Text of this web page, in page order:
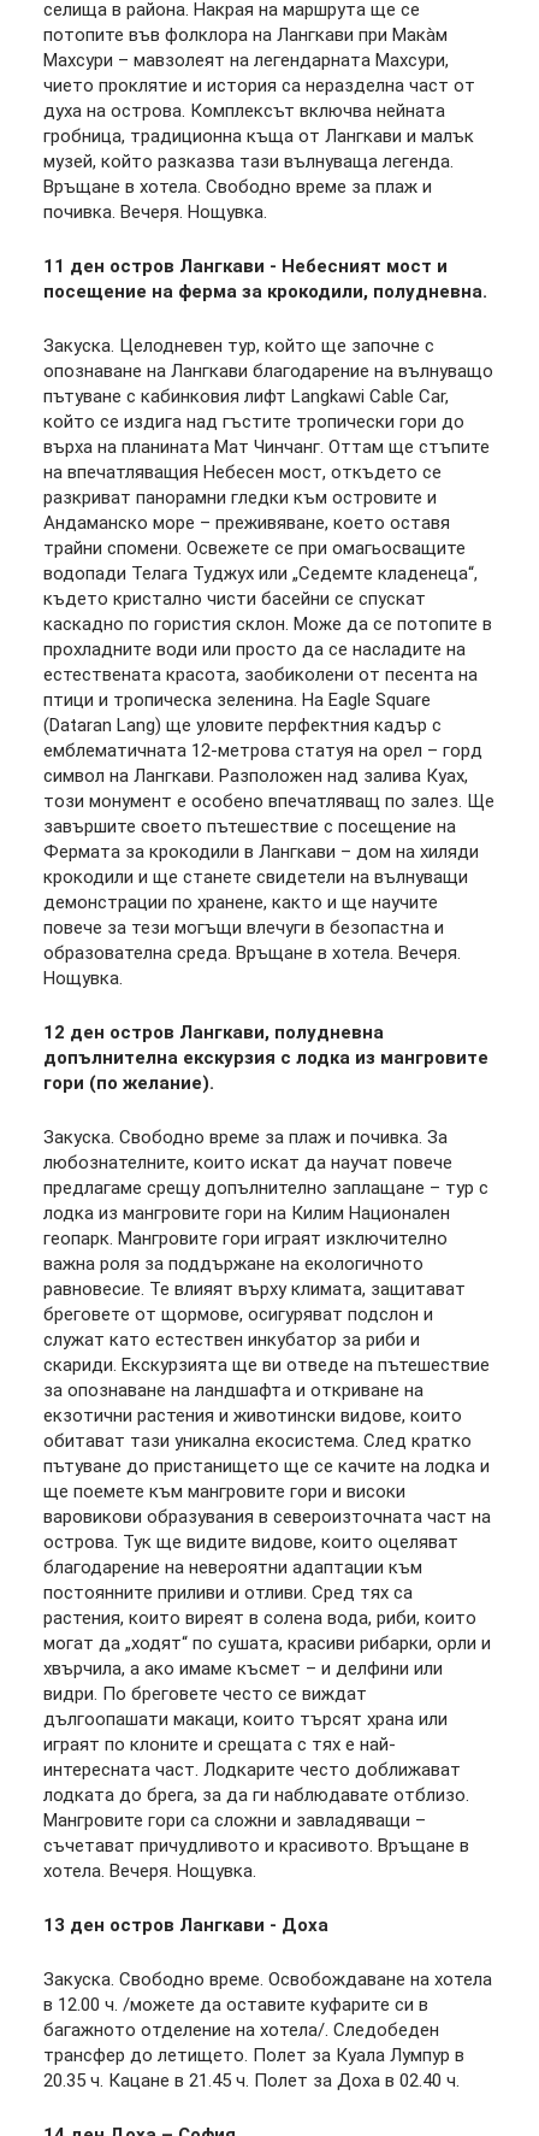
селища в района. Накрая на маршрута ще се
потопите във фолклора на Лангкави при Мака̀м
Махсури – мавзолеят на легендарната Махсури,
чието проклятие и история са неразделна част от
духа на острова. Комплексът включва нейната
гробница, традиционна къща от Лангкави и малък
музей, който разказва тази вълнуваща легенда.
Връщане в хотела. Свободно време за плаж и
почивка. Вечеря. Нощувка.
11 ден остров Лангкави - Небесният мост и
посещение на ферма за крокодили, полудневна.
Закуска. Целодневен тур, който ще започне с
опознаване на Лангкави благодарение на вълнуващо
пътуване с кабинковия лифт Langkawi Cable Car,
който се издига над гъстите тропически гори до
върха на планината Мат Чинчанг. Оттам ще стъпите
на впечатляващия Небесен мост, откъдето се
разкриват панорамни гледки към островите и
Андаманско море – преживяване, което оставя
трайни спомени. Освежете се при омагьосващите
водопади Телага Туджух или „Седемте кладенеца“,
където кристално чисти басейни се спускат
каскадно по гористия склон. Може да се потопите в
прохладните води или просто да се насладите на
естествената красота, заобиколени от песента на
птици и тропическа зеленина. На Eagle Square
(Dataran Lang) ще уловите перфектния кадър с
емблематичната 12-метрова статуя на орел – горд
символ на Лангкави. Разположен над залива Куах,
този монумент е особено впечатляващ по залез. Ще
завършите своето пътешествие с посещение на
Фермата за крокодили в Лангкави – дом на хиляди
крокодили и ще станете свидетели на вълнуващи
демонстрации по хранене, както и ще научите
повече за тези могъщи влечуги в безопастна и
образователна среда. Връщане в хотела. Вечеря.
Нощувка.
12 ден остров Лангкави, полудневна
допълнителна екскурзия с лодка из мангровите
гори (по желание).
Закуска. Свободно време за плаж и почивка. За
любознателните, които искат да научат повече
предлагаме срещу допълнително заплащане – тур с
лодка из мангровите гори на Килим Национален
геопарк. Мангровите гори играят изключително
важна роля за поддържане на екологичното
равновесие. Те влияят върху климата, защитават
бреговете от щормове, осигуряват подслон и
служат като естествен инкубатор за риби и
скариди. Екскурзията ще ви отведе на пътешествие
за опознаване на ландшафта и откриване на
екзотични растения и животински видове, които
обитават тази уникална екосистема. След кратко
пътуване до пристанището ще се качите на лодка и
ще поемете към мангровите гори и високи
варовикови образувания в североизточната част на
острова. Тук ще видите видове, които оцеляват
благодарение на невероятни адаптации към
постоянните приливи и отливи. Сред тях са
растения, които виреят в солена вода, риби, които
могат да „ходят“ по сушата, красиви рибарки, орли и
хвърчила, а ако имаме късмет – и делфини или
видри. По бреговете често се виждат
дългоопашати макаци, които търсят храна или
играят по клоните и срещата с тях е най-
интересната част. Лодкарите често доближават
лодката до брега, за да ги наблюдавате отблизо.
Мангровите гори са сложни и завладяващи –
съчетават причудливото и красивото. Връщане в
хотела. Вечеря. Нощувка.
13 ден остров Лангкави - Доха
Закуска. Свободно време. Освобождаване на хотела
в 12.00 ч. /можете да оставите куфарите си в
багажното отделение на хотела/. Следобеден
трансфер до летището. Полет за Куала Лумпур в
20.35 ч. Кацане в 21.45 ч. Полет за Доха в 02.40 ч.